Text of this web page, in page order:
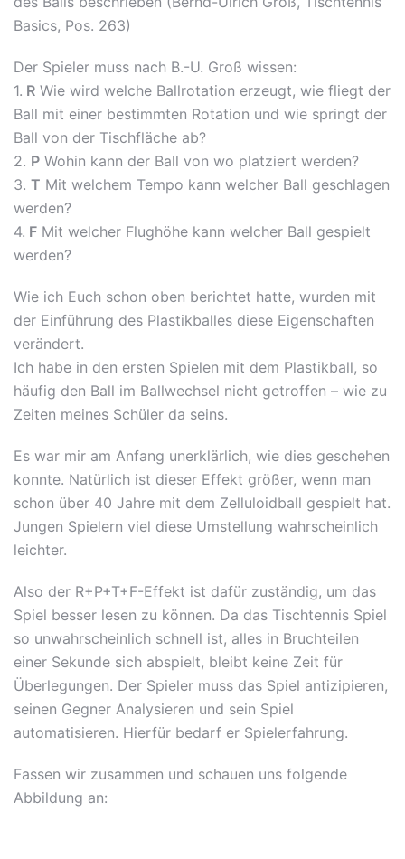
Basics, Pos. 263)
Der Spieler muss nach B.-U. Groß wissen:
1. R Wie wird welche Ballrotation erzeugt, wie fliegt der
Ball mit einer bestimmten Rotation und wie springt der
Ball von der Tischfläche ab?
2. P Wohin kann der Ball von wo platziert werden?
3. T Mit welchem Tempo kann welcher Ball geschlagen
werden?
4. F Mit welcher Flughöhe kann welcher Ball gespielt
werden?
Wie ich Euch schon oben berichtet hatte, wurden mit
der Einführung des Plastikballes diese Eigenschaften
verändert.
Ich habe in den ersten Spielen mit dem Plastikball, so
häufig den Ball im Ballwechsel nicht getroffen – wie zu
Zeiten meines Schüler da seins.
Es war mir am Anfang unerklärlich, wie dies geschehen
konnte. Natürlich ist dieser Effekt größer, wenn man
schon über 40 Jahre mit dem Zelluloidball gespielt hat.
Jungen Spielern viel diese Umstellung wahrscheinlich
leichter.
Also der R+P+T+F-Effekt ist dafür zuständig, um das
Spiel besser lesen zu können. Da das Tischtennis Spiel
so unwahrscheinlich schnell ist, alles in Bruchteilen
einer Sekunde sich abspielt, bleibt keine Zeit für
Überlegungen. Der Spieler muss das Spiel antizipieren,
seinen Gegner Analysieren und sein Spiel
automatisieren. Hierfür bedarf er Spielerfahrung.
Fassen wir zusammen und schauen uns folgende
Abbildung an: